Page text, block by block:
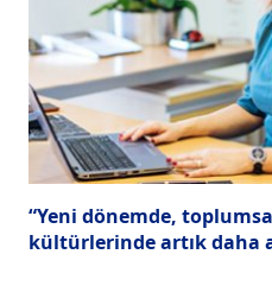
“Yeni dönemde,
kültürlerinde artık daha